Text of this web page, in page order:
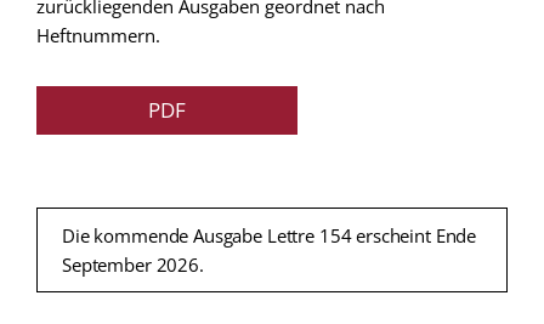
zurückliegenden Ausgaben geordnet nach
Heftnummern.
PDF
Die kommende Ausgabe Lettre 154 erscheint Ende
September 2026.